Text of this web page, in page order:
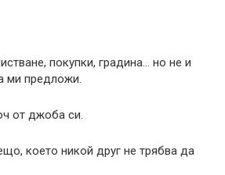
покупки, градина… но не и
ми предложи.
от джоба си.
което никой друг не трябва да